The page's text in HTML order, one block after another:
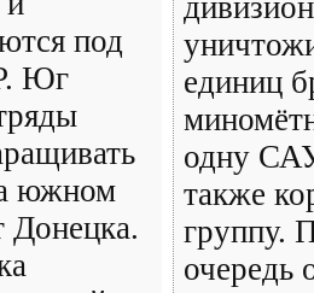
под
Юг
южном
Донецка.
единиц
одну
также
группу.
очередь